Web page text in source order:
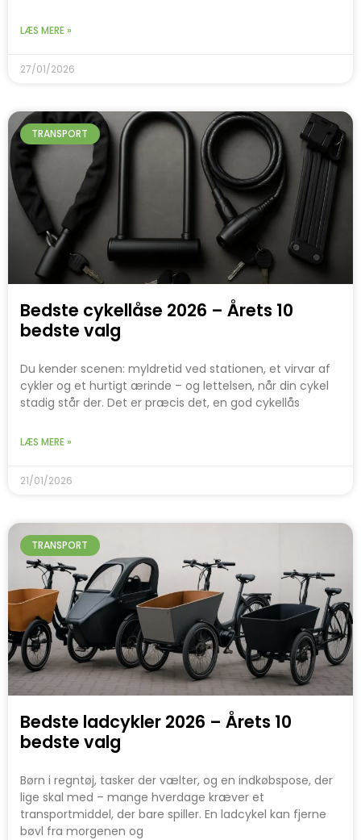
LÆS MERE »
27/01/2026
TRANSPORT
Bedste cykellåse 2026 – Årets 10
bedste valg
Du kender scenen: myldretid ved stationen, et virvar af
cykler og et hurtigt ærinde – og lettelsen, når din cykel
stadig står der. Det er præcis det, en god cykellås
LÆS MERE »
21/01/2026
TRANSPORT
Bedste ladcykler 2026 – Årets 10
bedste valg
Børn i regntøj, tasker der vælter, og en indkøbspose, der
lige skal med – mange hverdage kræver et
transportmiddel, der bare spiller. En ladcykel kan fjerne
bøvl fra morgenen og